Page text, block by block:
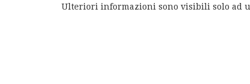
Ulteriori informazioni sono visibili solo ad